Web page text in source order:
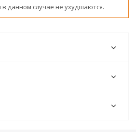
в данном случае не ухудшаются.